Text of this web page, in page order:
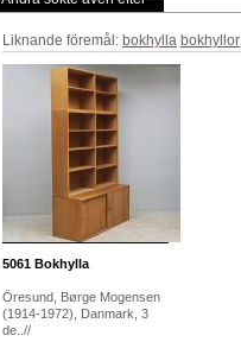
Liknande föremål: bokhylla bokhyllor
5061 Bokhylla
Öresund, Børge Mogensen
(1914-1972), Danmark, 3
de..//